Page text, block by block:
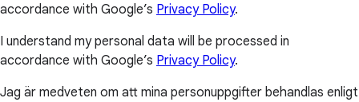
accordance with Google’s Privacy Policy.
I understand my personal data will be processed in
accordance with Google’s Privacy Policy.
Jag är medveten om att mina personuppgifter behandlas enligt